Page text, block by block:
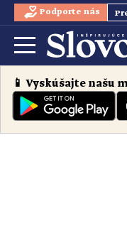
Podporte nás
📱 Vyskúšajte